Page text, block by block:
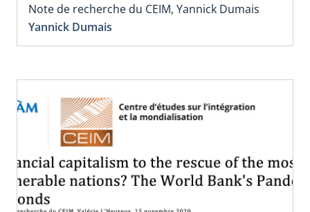
Note de recherche du CEIM, Yannick Dumais
Yannick Dumais